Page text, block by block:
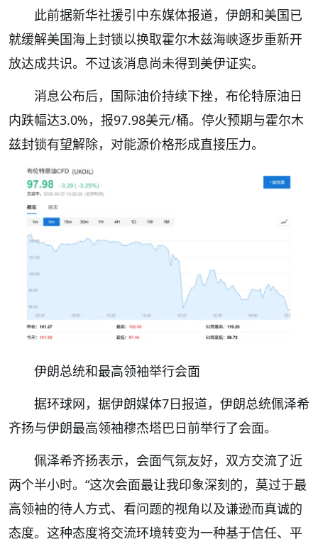
此前据新华社援引中东媒体报道，伊朗和美国已
就缓解美国海上封锁以换取霍尔木兹海峡逐步重新开
放达成共识。不过该消息尚未得到美伊证实。
消息公布后，国际油价持续下挫，布伦特原油日
内跌幅达3.0%，报97.98美元/桶。停火预期与霍尔木
兹封锁有望解除，对能源价格形成直接压力。
伊朗总统和最高领袖举行会面
据环球网，据伊朗媒体7日报道，伊朗总统佩泽希
齐扬与伊朗最高领袖穆杰塔巴日前举行了会面。
佩泽希齐扬表示，会面气氛友好，双方交流了近
两个半小时。“这次会面最让我印象深刻的，莫过于最
高领袖的待人方式、看问题的视角以及谦逊而真诚的
态度。这种态度将交流环境转变为一种基于信任、平